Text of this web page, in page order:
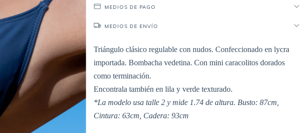
MEDIOS DE PAGO
MEDIOS DE ENVÍO
Triángulo clásico regulable con nudos. Confeccionado en lycra
importada. Bombacha vedetina. Con mini caracolitos dorados
como terminación.
Encontrala también en lila y verde texturado.
*La modelo usa talle 2 y mide 1.74 de altura. Busto: 87cm,
Cintura: 63cm, Cadera: 93cm